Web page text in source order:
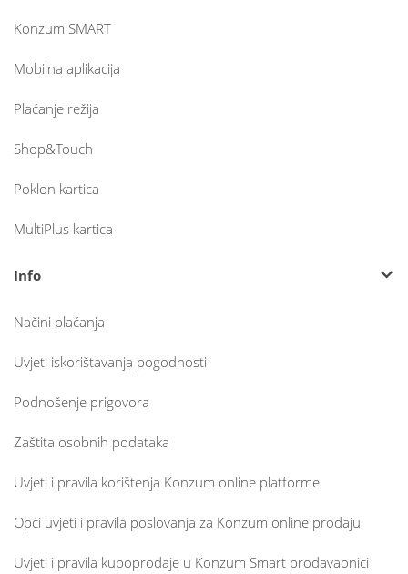
Konzum SMART
Mobilna aplikacija
Plaćanje režija
Shop&Touch
Poklon kartica
MultiPlus kartica
Info
Načini plaćanja
Uvjeti iskorištavanja pogodnosti
Podnošenje prigovora
Zaštita osobnih podataka
Uvjeti i pravila korištenja Konzum online platforme
Opći uvjeti i pravila poslovanja za Konzum online prodaju
Uvjeti i pravila kupoprodaje u Konzum Smart prodavaonici